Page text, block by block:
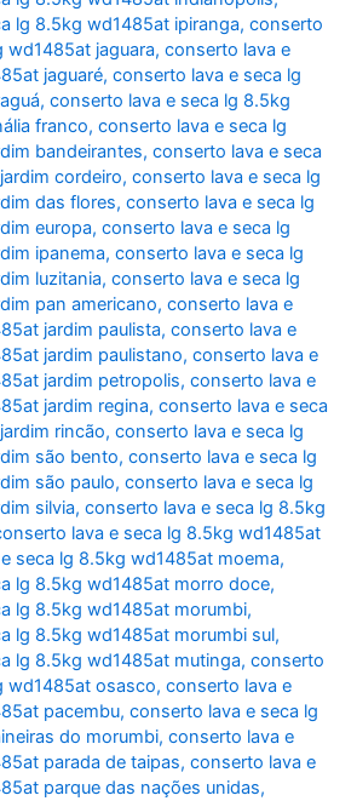
lg 8.5kg wd1485at ipiranga,conserto
wd1485at jaguara,conserto lava e
jaguaré,conserto lava e seca lg
,conserto lava e seca lg 8.5kg
franco,conserto lava e seca lg
bandeirantes,conserto lava e seca
cordeiro,conserto lava e seca lg
das flores,conserto lava e seca lg
europa,conserto lava e seca lg
ipanema,conserto lava e seca lg
luzitania,conserto lava e seca lg
pan americano,conserto lava e
jardim paulista,conserto lava e
jardim paulistano,conserto lava e
jardim petropolis,conserto lava e
jardim regina,conserto lava e seca
rincão,conserto lava e seca lg
são bento,conserto lava e seca lg
são paulo,conserto lava e seca lg
silvia,conserto lava e seca lg 8.5kg
lava e seca lg 8.5kg wd1485at
seca lg 8.5kg wd1485at moema,
lg 8.5kg wd1485at morro doce,
lg 8.5kg wd1485at morumbi,
lg 8.5kg wd1485at morumbi sul,
lg 8.5kg wd1485at mutinga,conserto
wd1485at osasco,conserto lava e
pacembu,conserto lava e seca lg
do morumbi,conserto lava e
parada de taipas,conserto lava e
parque das nações unidas,